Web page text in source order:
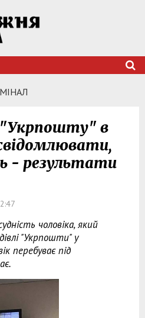
в
- результати
чоловіка, який
"Укрпошти" у
перебуває під